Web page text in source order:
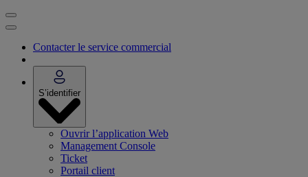
Contacter le service commercial
S’identifier
Ouvrir l’application Web
Management Console
Ticket
Portail client